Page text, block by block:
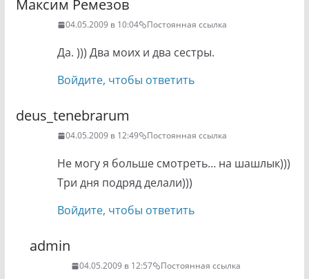
Максим Ремезов
04.05.2009 в 10:04 Постоянная ссылка
Да. ))) Два моих и два сестры.
Войдите, чтобы ответить
deus_tenebrarum
04.05.2009 в 12:49 Постоянная ссылка
Не могу я больше смотреть… на шашлык)))
Три дня подряд делали)))
Войдите, чтобы ответить
admin
04.05.2009 в 12:57 Постоянная ссылка